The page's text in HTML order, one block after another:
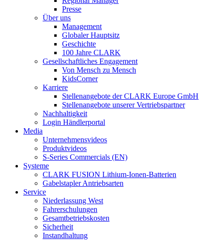
Presse
Über uns
Management
Globaler Hauptsitz
Geschichte
100 Jahre CLARK
Gesellschaftliches Engagement
Von Mensch zu Mensch
KidsCorner
Karriere
Stellenangebote der CLARK Europe GmbH
Stellenangebote unserer Vertriebspartner
Nachhaltigkeit
Login Händlerportal
Media
Unternehmensvideos
Produktvideos
S-Series Commercials (EN)
Systeme
CLARK FUSION Lithium-Ionen-Batterien
Gabelstapler Antriebsarten
Service
Niederlassung West
Fahrerschulungen
Gesamtbetriebskosten
Sicherheit
Instandhaltung